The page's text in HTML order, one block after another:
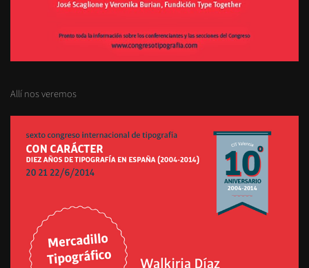
Allí nos veremos